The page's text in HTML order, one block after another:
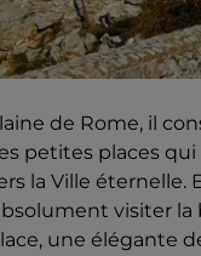
de Rome, il
petites places
la Ville
visiter
une élégante